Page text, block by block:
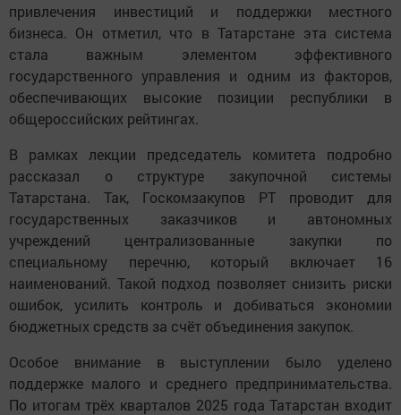
привлечения инвестиций и поддержки местного
бизнеса. Он отметил, что в Татарстане эта система
стала важным элементом эффективного
государственного управления и одним из факторов,
обеспечивающих высокие позиции республики в
общероссийских рейтингах.
В рамках лекции председатель комитета подробно
рассказал о структуре закупочной системы
Татарстана. Так, Госкомзакупов РТ проводит для
государственных заказчиков и автономных
учреждений централизованные закупки по
специальному перечню, который включает 16
наименований. Такой подход позволяет снизить риски
ошибок, усилить контроль и добиваться экономии
бюджетных средств за счёт объединения закупок.
Особое внимание в выступлении было уделено
поддержке малого и среднего предпринимательства.
По итогам трёх кварталов 2025 года Татарстан входит